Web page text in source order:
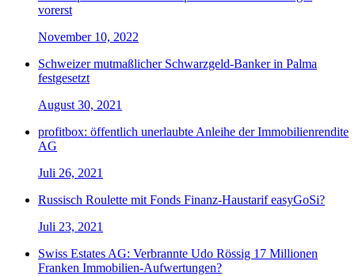
vorerst
November 10, 2022
Schweizer mutmaßlicher Schwarzgeld-Banker in Palma
festgesetzt
August 30, 2021
profitbox: öffentlich unerlaubte Anleihe der Immobilienrendite
AG
Juli 26, 2021
Russisch Roulette mit Fonds Finanz-Haustarif easyGoSi?
Juli 23, 2021
Swiss Estates AG: Verbrannte Udo Rössig 17 Millionen
Franken Immobilien-Aufwertungen?